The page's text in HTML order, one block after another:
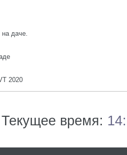
на даче.
2020
Текущее время: